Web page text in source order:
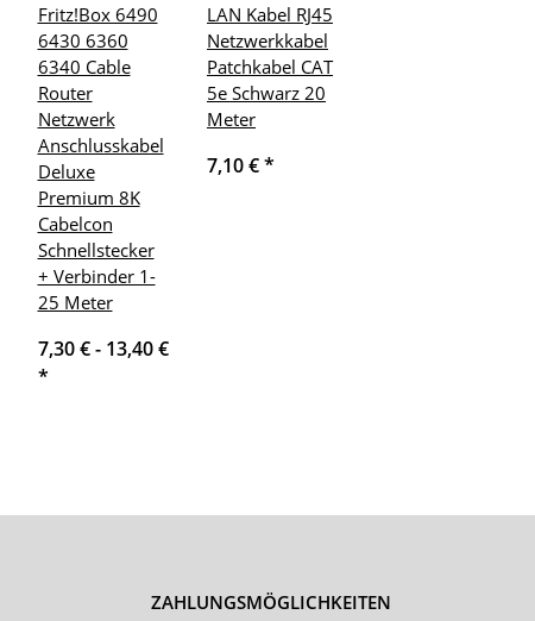
Fritz!Box 6490
6430 6360
6340 Cable
Router
Netzwerk
Anschlusskabel
Deluxe
Premium 8K
Cabelcon
Schnellstecker
+ Verbinder 1-
25 Meter
7,30 € - 13,40 €
*
LAN Kabel RJ45
Netzwerkkabel
Patchkabel CAT
5e Schwarz 20
Meter
7,10 €*
ZAHLUNGSMÖGLICHKEITEN